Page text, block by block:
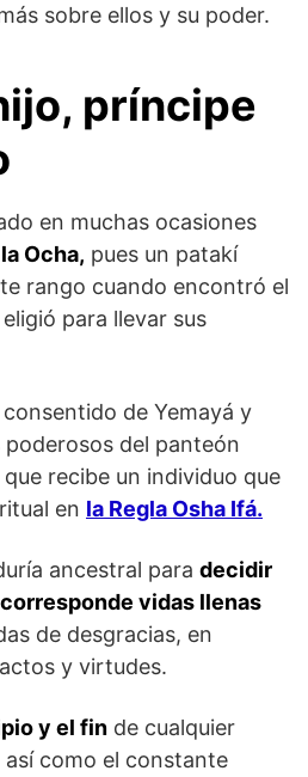
sobre ellos y su poder.
príncipe
en muchas ocasiones
Ocha, pues un patakí
rango cuando encontró el
para llevar sus
de Yemayá y
del panteón
recibe un individuo que
en la Regla Osha Ifá.
ancestral para decidir
vidas llenas
de desgracias, en
y virtudes.
y el fin de cualquier
como el constante